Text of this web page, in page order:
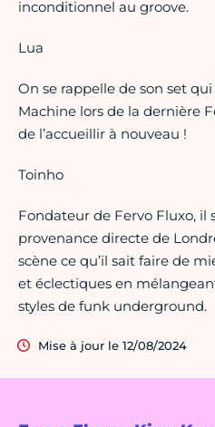
inconditionnel au groove.
Lua
On se rappelle de son set
Machine lors de la dernière
de l’accueillir à nouveau !
Toinho
Fondateur de Fervo Fluxo, il
provenance directe de
scène ce qu’il sait faire de
et éclectiques en
styles de funk underground.
Mise à jour le 12/08/2024